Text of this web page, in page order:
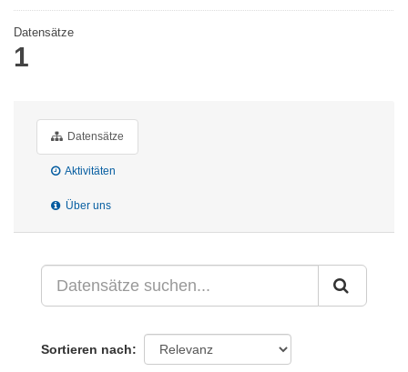
Datensätze
1
Datensätze
Aktivitäten
Über uns
Sortieren nach